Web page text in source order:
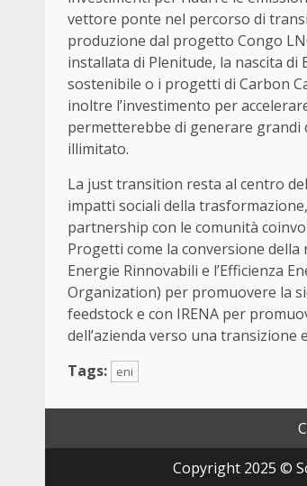
vettore ponte nel percorso di
produzione dal progetto Congo
installata di Plenitude, la nascita di
sostenibile o i progetti di Carbon
inoltre l’investimento per
permetterebbe di generare grandi
illimitato.
La just transition resta al centro
impatti sociali della
partnership con le comunità
Progetti come la conversione
Energie Rinnovabili e l’Efficienza
Organization) per promuovere la
feedstock e con IRENA per
dell’azienda verso una transizione
Tags:
eni
Copyright 2025 ©